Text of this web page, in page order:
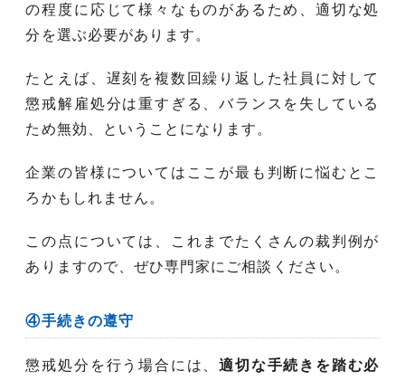
の程度に応じて様々なものがあるため、適切な処
分を選ぶ必要があります。
たとえば、遅刻を複数回繰り返した社員に対して
懲戒解雇処分は重すぎる、バランスを失している
ため無効、ということになります。
企業の皆様についてはここが最も判断に悩むとこ
ろかもしれません。
この点については、これまでたくさんの裁判例が
ありますので、ぜひ専門家にご相談ください。
④手続きの遵守
懲戒処分を行う場合には、適切な手続きを踏む必